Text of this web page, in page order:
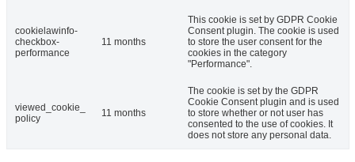
cookielawinfo-
checkbox-
performance
11 months
This cookie is set by GDPR Cookie
Consent plugin. The cookie is used
to store the user consent for the
cookies in the category
"Performance".
viewed_cookie_
policy
11 months
The cookie is set by the GDPR
Cookie Consent plugin and is used
to store whether or not user has
consented to the use of cookies. It
does not store any personal data.